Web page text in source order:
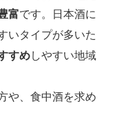
富です。日本酒に
いタイプが多いた
すめしやすい地域
や、食中酒を求め